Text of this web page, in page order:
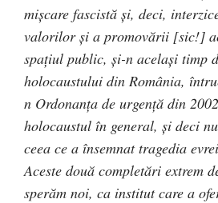
mișcare fascistă și, deci,
valorilor și a promovării [sic!]
spațiul public, și-n același timp
holocaustului din România,
n Ordonanța de urgență din
holocaustul în general, și deci
ceea ce a însemnat tragedia
Aceste două completări extrem
sperăm noi, ca institut care a